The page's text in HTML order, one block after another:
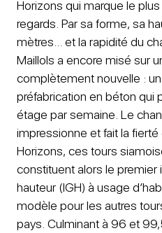
Horizons qui marque le
regards. Par sa forme, sa
mètres… et la rapidité du
Maillols a encore misé sur
complètement nouvelle :
préfabrication en béton qui
étage par semaine. Le
impressionne et fait la
Horizons, ces tours
constituent alors le
hauteur (IGH) à usage
modèle pour les autres
pays. Culminant à 96 et